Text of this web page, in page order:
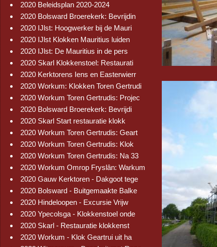
2020 Beleidsplan 2020-2024
2020 Bolsward Broerekerk: Bevrijdin
2020 IJlst: Hoogwerker bij de Mauri
2020 IJlst Klokken Mauritius luiden
2020 IJlst: De Mauritius in de pers
2020 Skarl Klokkenstoel: Restaurati
2020 Kerktorens Iens en Easterwierr
2020 Workum: Klokken Toren Gertrudi
2020 Workum Toren Gertrudis: Projec
2020 Bolsward Broerekerk: Bevrijdi
2020 Skarl Start restauratie klokk
2020 Workum Toren Gertrudis: Geart
2020 Workum Toren Gertrudis: Klok
2020 Workum Toren Gertrudis: Na 33
2020 Workum Omrop Fryslân: Warkum
2020 Gauw Kerktoren - Dakgoot tege
2020 Bolsward - Buitgemaakte Balke
2020 Hindeloopen - Excursie Vrijw
2020 Ypecolsga - Klokkenstoel onde
2020 Skarl - Restauratie klokkenst
2020 Workum - Klok Geartrui uit ha